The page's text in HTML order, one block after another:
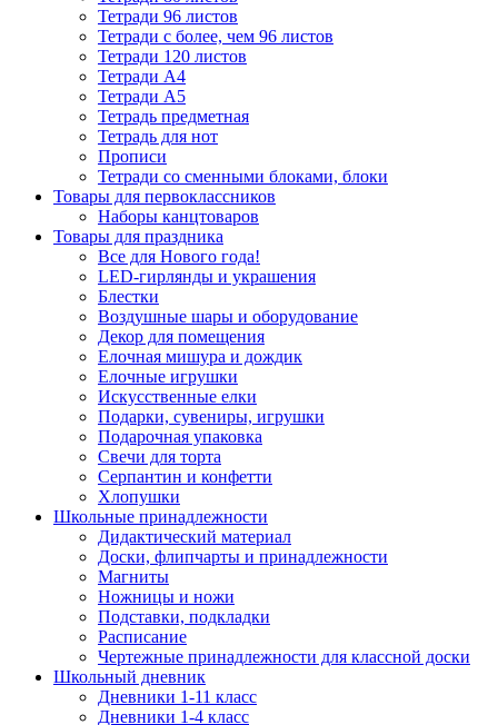
Тетради 96 листов
Тетради с более, чем 96 листов
Тетради 120 листов
Тетради А4
Тетради А5
Тетрадь предметная
Тетрадь для нот
Прописи
Тетради со сменными блоками, блоки
Товары для первоклассников
Наборы канцтоваров
Товары для праздника
Все для Нового года!
LED-гирлянды и украшения
Блестки
Воздушные шары и оборудование
Декор для помещения
Елочная мишура и дождик
Елочные игрушки
Искусственные елки
Подарки, сувениры, игрушки
Подарочная упаковка
Свечи для торта
Серпантин и конфетти
Хлопушки
Школьные принадлежности
Дидактический материал
Доски, флипчарты и принадлежности
Магниты
Ножницы и ножи
Подставки, подкладки
Расписание
Чертежные принадлежности для классной доски
Школьный дневник
Дневники 1-11 класс
Дневники 1-4 класс